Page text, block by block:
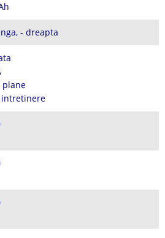
- dreapta
plane
intretinere